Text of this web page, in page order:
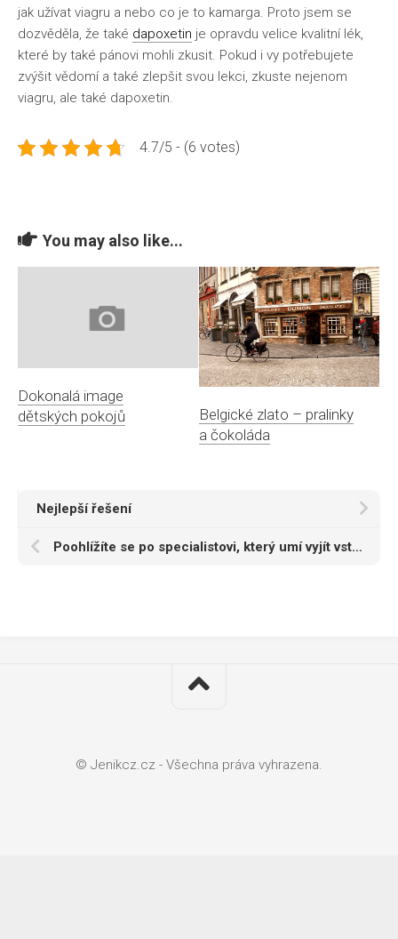
jak užívat viagru a nebo co je to kamarga. Proto jsem se
dozvěděla, že také dapoxetin je opravdu velice kvalitní lék,
které by také pánovi mohli zkusit. Pokud i vy potřebujete
zvýšit vědomí a také zlepšit svou lekci, zkuste nejenom
viagru, ale také dapoxetin.
4.7/5 - (6 votes)
You may also like...
Dokonalá image
dětských pokojů
Belgické zlato – pralinky
a čokoláda
Nejlepší řešení
Poohlížíte se po specialistovi, který umí vyjít vstříc rozličným potřebám zákazníků?
© Jenikcz.cz - Všechna práva vyhrazena.